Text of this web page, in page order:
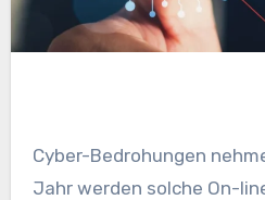
Cyber-Bedrohungen
Jahr werden solche On-